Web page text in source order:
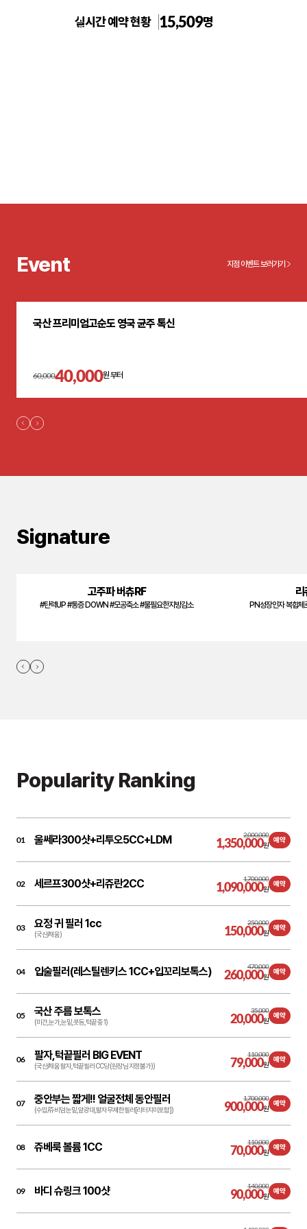
톡스앤필의원 부산서면점
실시간 예약 현황 15,509명
Event 지점 이벤트 보러가기
국산 프리미엄고순도 영국 균주 톡신
60,00040,000원 부터
Signature
고주파 버츄RF
#탄력UP #통증 DOWN #모공축소 #불필요한지방감소 PN성장인자 복합체
Popularity Ranking
01 울쎄라300샷+리투오5CC+LDM 2,000,000
1,350,000원
예약
02 세르프300샷+리쥬란2CC 1,700,000
1,090,000원
예약
03 요정 귀 필러 1cc
(국산/채움)
250,000
150,000원
예약
04 입술필러(레스틸렌키스 1CC+입꼬리보톡스) 470,000
260,000원
예약
05 국산 주름 보톡스
(미간,눈가,눈밑,콧등,턱끝 중 1)
35,000
20,000원
예약
06 팔자,턱끝필러 BIG EVENT
(국산/채움 팔자,턱끝필러 CC당 (원장님 지정불가))
110,000
79,000원
예약
07 중안부는 짧게!! 얼굴전체 동안필러
(수입/쥬비덤 눈밑,앞광대,팔자 무제한필러[리터치미포함])
1,700,000
900,000원
예약
08 쥬베룩 볼륨 1CC 110,000
70,000원
예약
09 바디 슈링크 100샷 140,000
90,000원
예약